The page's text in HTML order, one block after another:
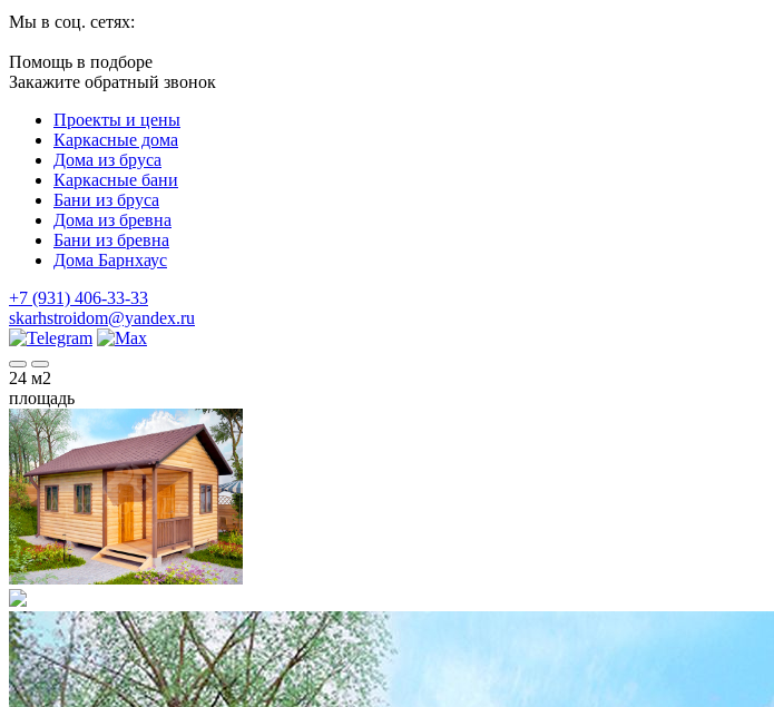
Мы в соц. сетях:
Помощь в подборе
Закажите обратный звонок
Проекты и цены
Каркасные дома
Дома из бруса
Каркасные бани
Бани из бруса
Дома из бревна
Бани из бревна
Дома Барнхаус
+7 (931) 406-33-33
skarhstroidom@yandex.ru
24 м2
площадь